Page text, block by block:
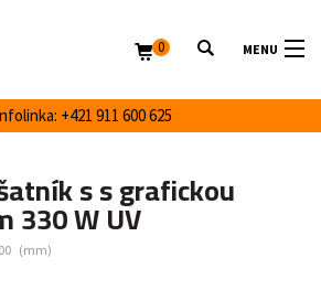
MENU
+421 911 600 625
0
s s grafickou
330 W UV
(mm)